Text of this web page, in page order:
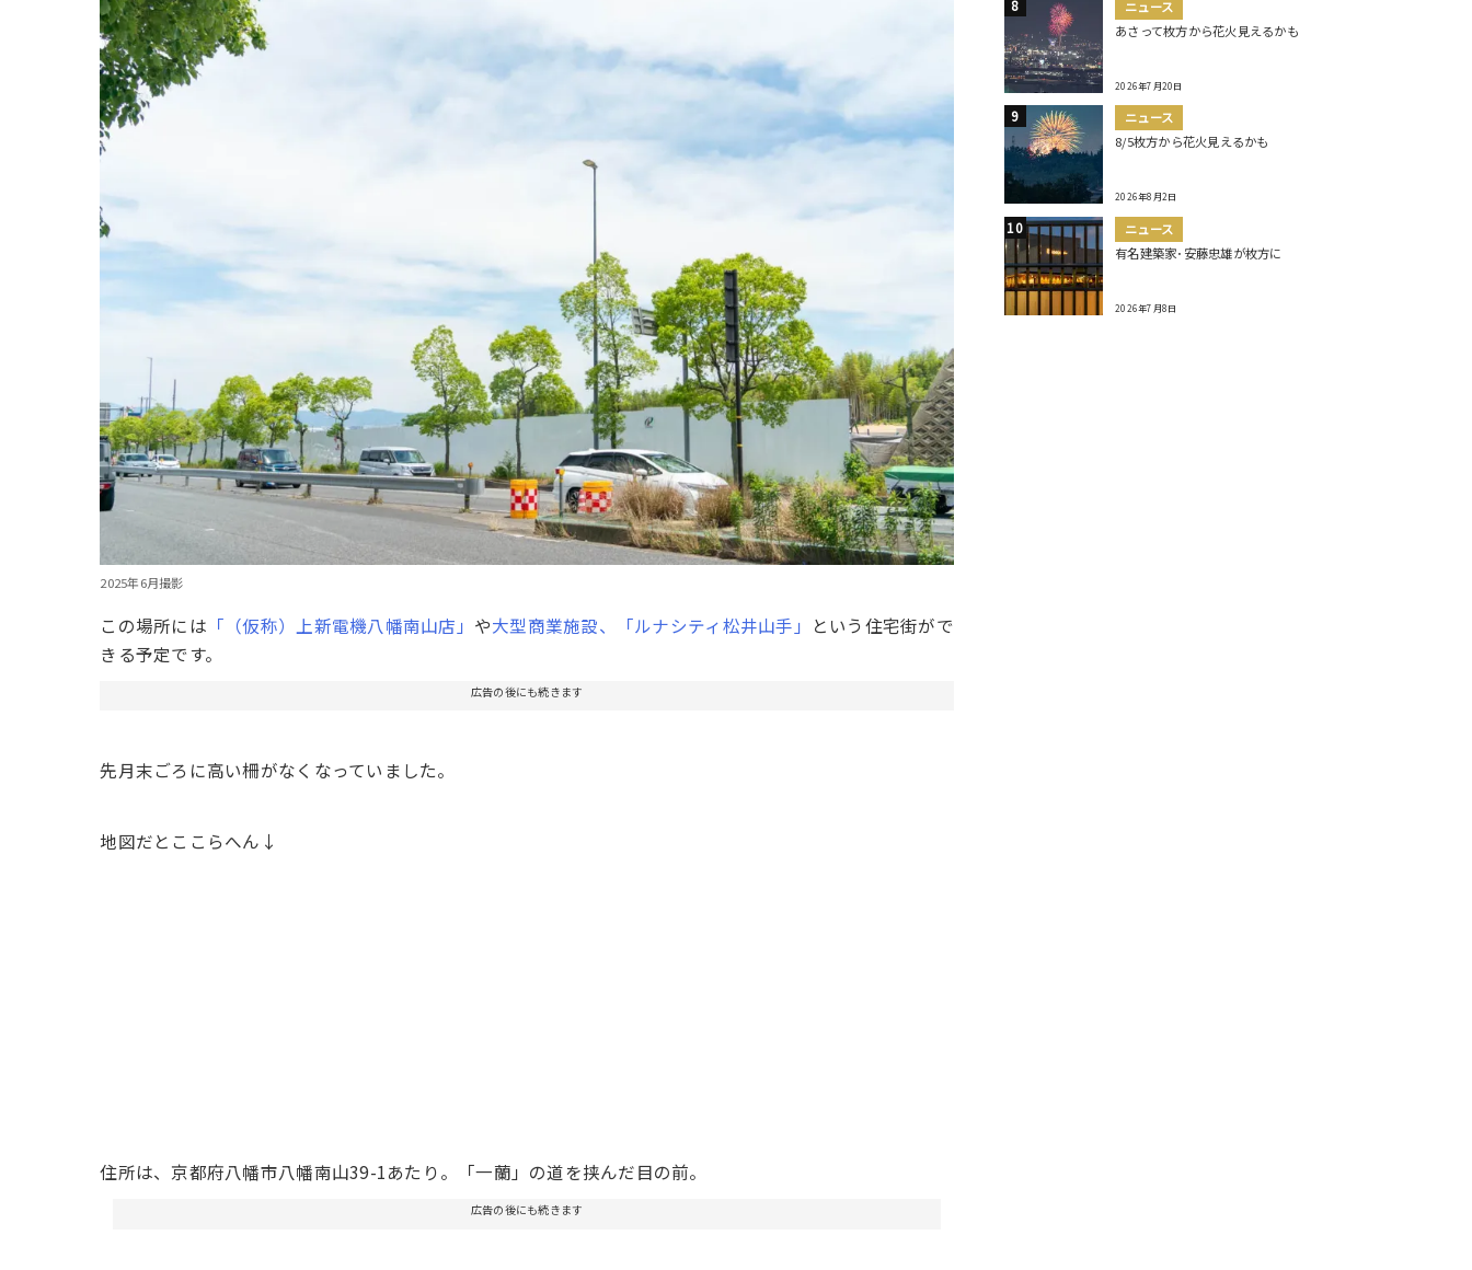
2025年6月撮影
この場所には 「（仮称）上新電機八幡南山店」 や大型商業施設、「ルナシティ松井山手」 という住宅街がで
きる予定です。
広告の後にも続きます
先月末ごろに高い柵がなくなっていました。
地図だとここらへん↓
住所は、京都府八幡市八幡南山39-1あたり。「一蘭」の道を挟んだ目の前。
広告の後にも続きます
ニュース
あさって枚方から花火見えるかも
2026年7月20日
ニュース
8/5枚方から花火見えるかも
2026年8月2日
ニュース
有名建築家･安藤忠雄が枚方に
2026年7月8日